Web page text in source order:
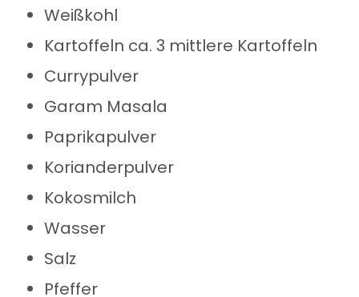
Weißkohl
Kartoffeln ca. 3 mittlere Kartoffeln
Currypulver
Garam Masala
Paprikapulver
Korianderpulver
Kokosmilch
Wasser
Salz
Pfeffer